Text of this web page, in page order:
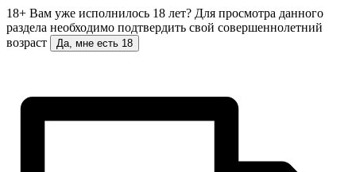
18+ Вам уже исполнилось 18 лет? Для просмотра данного
раздела необходимо подтвердить свой совершеннолетний
возраст
Да, мне есть 18